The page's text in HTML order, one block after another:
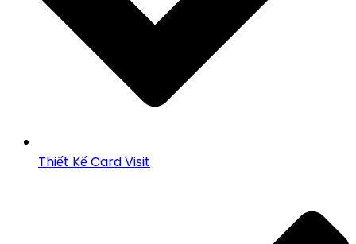
Thiết Kế Card Visit